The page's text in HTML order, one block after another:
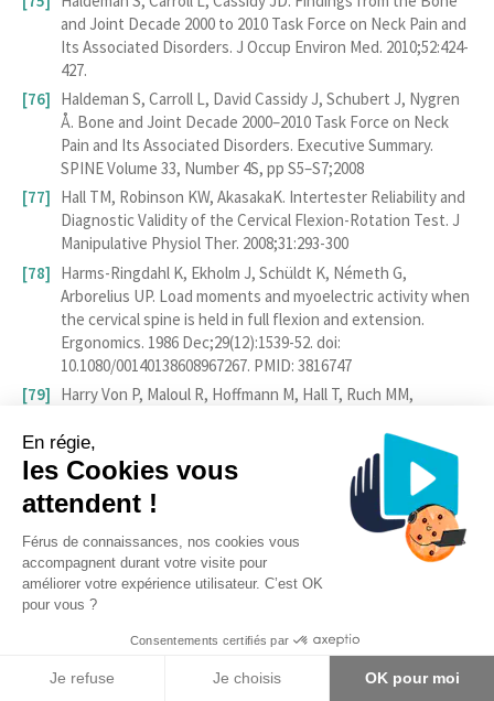
and Joint Decade 2000 to 2010 Task Force on Neck Pain and
Its Associated Disorders. J Occup Environ Med. 2010;52:424-
427.
Haldeman S, Carroll L, David Cassidy J, Schubert J, Nygren
Å. Bone and Joint Decade 2000–2010 Task Force on Neck
Pain and Its Associated Disorders. Executive Summary.
SPINE Volume 33, Number 4S, pp S5–S7;2008
Hall TM, Robinson KW, AkasakaK. Intertester Reliability and
Diagnostic Validity of the Cervical Flexion-Rotation Test. J
Manipulative Physiol Ther. 2008;31:293-300
Harms-Ringdahl K, Ekholm J, Schüldt K, Németh G,
Arborelius UP. Load moments and myoelectric activity when
the cervical spine is held in full flexion and extension.
Ergonomics. 1986 Dec;29(12):1539-52. doi:
10.1080/00140138608967267. PMID: 3816747
Harry Von P, Maloul R, Hoffmann M, Hall T, Ruch MM,
manual examination tests to identify alar ligament lesions:
results of a blinded case-control study. J Man Manip Ther.
2019 May;27(2):83-91.
Haute Autorité de Santé. Masso-kinésithérapie dans les
cervicalgies communes et dans le cadre du « coup du lapin »
ou whiplash. Saint-Denis La Plaine: HAS; 2003.
Haute Autorité de Santé. Pertinence des actes d’imagerie
cervicale chez l’adulte en cas de cervicalgie non
traumatique ou après un traumatisme cervical. Saint-Denis
Hidalgo, B., Hall, T., Bossert, J., Dugeny, A., Cagnie, B.,
En régie,
les Cookies vous
attendent !
Férus de connaissances, nos cookies vous
accompagnent durant votre visite pour
améliorer votre expérience utilisateur. C’est OK
pour vous ?
Consentements certifiés par
Je refuse Je choisis OK pour moi